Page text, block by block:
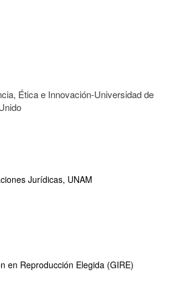
Ética e Innovación-Universidad de
Jurídicas, UNAM
en Reproducción Elegida (GIRE)